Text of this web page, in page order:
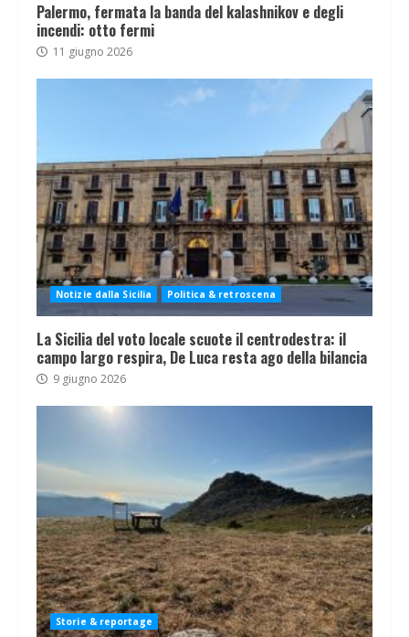
Palermo, fermata la banda del kalashnikov e degli
incendi: otto fermi
11 giugno 2026
Notizie dalla Sicilia Politica & retroscena
La Sicilia del voto locale scuote il centrodestra: il
campo largo respira, De Luca resta ago della bilancia
9 giugno 2026
Storie & reportage